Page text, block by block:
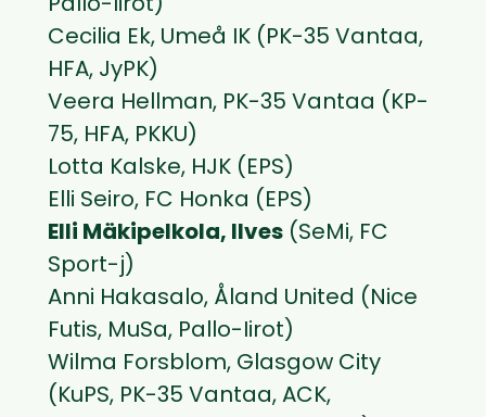
Pallo-Iirot)
Cecilia Ek, Umeå IK (PK-35 Vantaa,
HFA, JyPK)
Veera Hellman, PK-35 Vantaa (KP-
75, HFA, PKKU)
Lotta Kalske, HJK (EPS)
Elli Seiro, FC Honka (EPS)
Elli Mäkipelkola, Ilves (SeMi, FC
Sport-j)
Anni Hakasalo, Åland United (Nice
Futis, MuSa, Pallo-Iirot)
Wilma Forsblom, Glasgow City
(KuPS, PK-35 Vantaa, ACK,